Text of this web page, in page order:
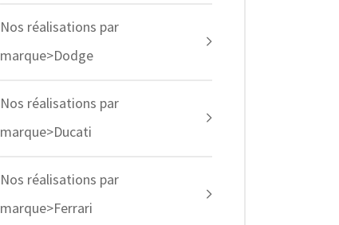
Nos réalisations par
marque>Dodge
Nos réalisations par
marque>Ducati
Nos réalisations par
marque>Ferrari